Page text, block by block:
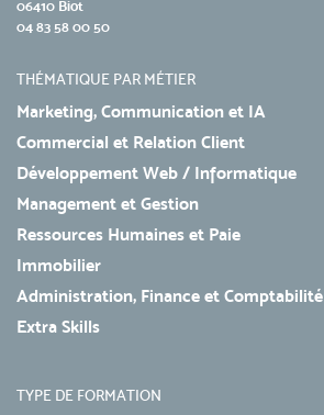
06410 Biot
04 83 58 00 50
THÉMATIQUE PAR MÉTIER
Marketing, Communication et IA
Commercial et Relation Client
Développement Web / Informatique
Management et Gestion
Ressources Humaines et Paie
Immobilier
Administration, Finance et Comptabilité
Extra Skills
TYPE DE FORMATION